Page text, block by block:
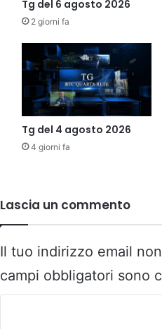
Tg del 6 agosto 2026
2 giorni fa
Tg del 4 agosto 2026
4 giorni fa
Lascia un commento
Il tuo indirizzo email
campi obbligatori sono